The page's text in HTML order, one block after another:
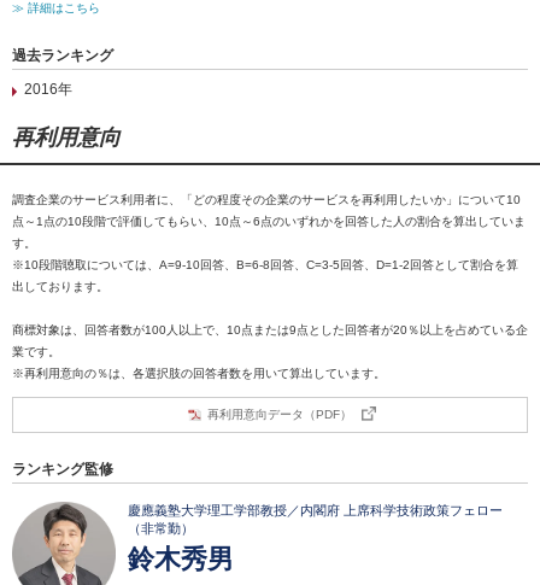
≫ 詳細はこちら
過去ランキング
2016年
再利用意向
調査企業のサービス利用者に、「どの程度その企業のサービスを再利用したいか」について10
点～1点の10段階で評価してもらい、10点～6点のいずれかを回答した人の割合を算出していま
す。
※10段階聴取については、A=9-10回答、B=6-8回答、C=3-5回答、D=1-2回答として割合を算
出しております。
商標対象は、回答者数が100人以上で、10点または9点とした回答者が20％以上を占めている企
業です。
※再利用意向の％は、各選択肢の回答者数を用いて算出しています。
再利用意向データ（PDF）
ランキング監修
慶應義塾大学理工学部教授／内閣府 上席科学技術政策フェロー
（非常勤）
鈴木秀男